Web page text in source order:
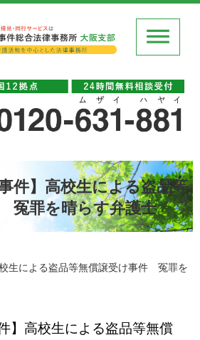
件】高校生による盗品等
冤罪を晴らす弁護士
生による盗品等無償譲受け事件 冤罪を
】高校生による盗品等無償